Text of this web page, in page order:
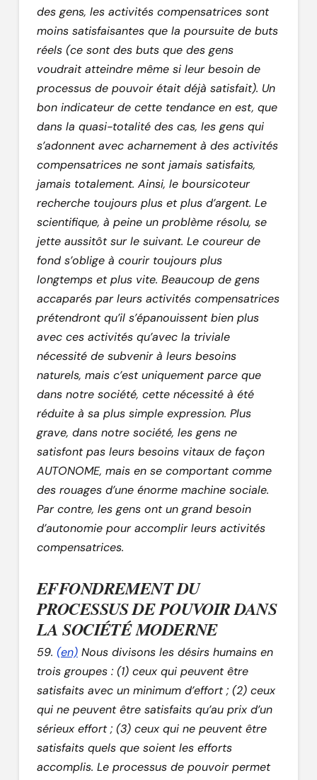
des gens, les activités compensatrices sont
moins satisfaisantes que la poursuite de buts
réels (ce sont des buts que des gens
voudrait atteindre même si leur besoin de
processus de pouvoir était déjà satisfait). Un
bon indicateur de cette tendance en est, que
dans la quasi-totalité des cas, les gens qui
s’adonnent avec acharnement à des activités
compensatrices ne sont jamais satisfaits,
jamais totalement. Ainsi, le boursicoteur
recherche toujours plus et plus d’argent. Le
scientifique, à peine un problème résolu, se
jette aussitôt sur le suivant. Le coureur de
fond s’oblige à courir toujours plus
longtemps et plus vite. Beaucoup de gens
accaparés par leurs activités compensatrices
prétendront qu’il s’épanouissent bien plus
avec ces activités qu’avec la triviale
nécessité de subvenir à leurs besoins
naturels, mais c’est uniquement parce que
dans notre société, cette nécessité à été
réduite à sa plus simple expression. Plus
grave, dans notre société, les gens ne
satisfont pas leurs besoins vitaux de façon
AUTONOME, mais en se comportant comme
des rouages d’une énorme machine sociale.
Par contre, les gens ont un grand besoin
d’autonomie pour accomplir leurs activités
compensatrices.
EFFONDREMENT DU
PROCESSUS DE POUVOIR DANS
LA SOCIÉTÉ MODERNE
59. (en)Nous divisons les désirs humains en
trois groupes : (1) ceux qui peuvent être
satisfaits avec un minimum d’effort ; (2) ceux
qui ne peuvent être satisfaits qu’au prix d’un
sérieux effort ; (3) ceux qui ne peuvent être
satisfaits quels que soient les efforts
accomplis. Le processus de pouvoir permet